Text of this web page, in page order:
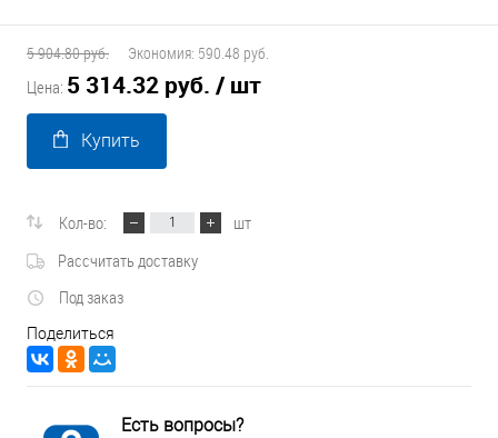
5 904.80 руб. Экономия: 590.48 руб.
Цена: 5 314.32 руб. / шт
Купить
Кол-во:
шт
Рассчитать доставку
Под заказ
Поделиться
Есть вопросы?